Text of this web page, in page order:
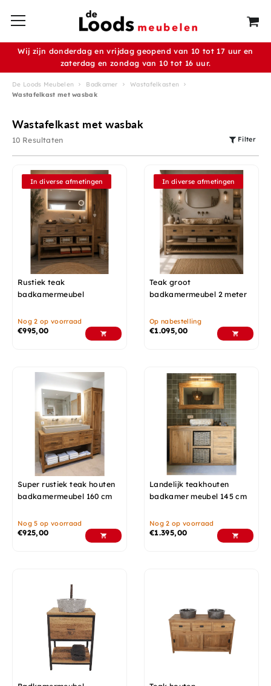
Wij zijn donderdag en vrijdag geopend van 10 tot 17 uur en
zaterdag en zondag van 10 tot 16 uur.
De Loods Meubelen Badkamer
Wastafelkasten
Wastafelkast met wasbak
Wastafelkast met wasbak
10 Resultaten Filter
In diverse afmetingen
Rustiek teak
badkamermeubel
Nog 2 op voorraad
€995,00
In diverse afmetingen
Teak groot
badkamermeubel 2 meter
Op nabestelling
€1.095,00
Super rustiek teak houten
badkamermeubel 160 cm
Nog 5 op voorraad
€925,00
Landelijk teakhouten
badkamer meubel 145 cm
Nog 2 op voorraad
€1.395,00